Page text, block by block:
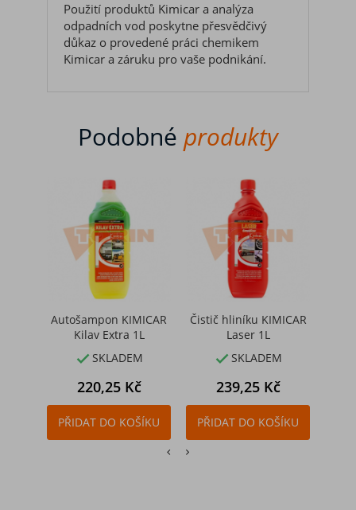
Použití produktů Kimicar a analýza
odpadních vod poskytne přesvědčivý
důkaz o provedené práci chemikem
Kimicar a záruku pro vaše podnikání.
Podobné produkty
Autošampon KIMICAR
Kilav Extra 1L
 SKLADEM
Cena
220,25 Kč
PŘIDAT DO KOŠÍKU
Čistič hliníku KIMICAR
Laser 1L
 SKLADEM
Cena
239,25 Kč
PŘIDAT DO KOŠÍKU